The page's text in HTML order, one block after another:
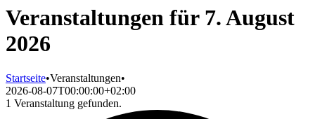
Veranstaltungen für 7. August
2026
Startseite•Veranstaltungen•
2026-08-07T00:00:00+02:00
1 Veranstaltung gefunden.